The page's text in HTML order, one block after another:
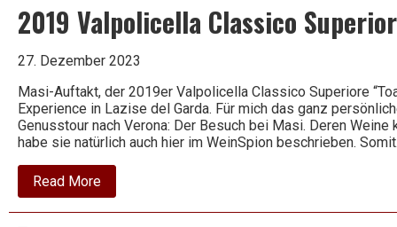
2019 Valpolicella Classico
27. Dezember 2023
Masi-Auftakt, der 2019er Valpolicella Classico Superiore
Experience in Lazise del Garda. Für mich das ganz
Genusstour nach Verona: Der Besuch bei Masi. Deren
habe sie natürlich auch hier im WeinSpion beschrieben.
Read Moreabout
2019
Valpolicella